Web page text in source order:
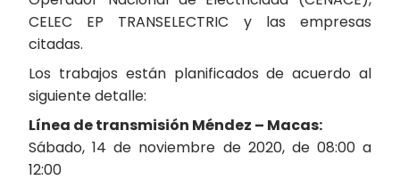
CELEC EP TRANSELECTRIC y las empresas
citadas.
Los trabajos están planificados de acuerdo al
siguiente detalle:
Línea de transmisión Méndez – Macas:
Sábado, 14 de noviembre de 2020, de 08:00 a
12:00